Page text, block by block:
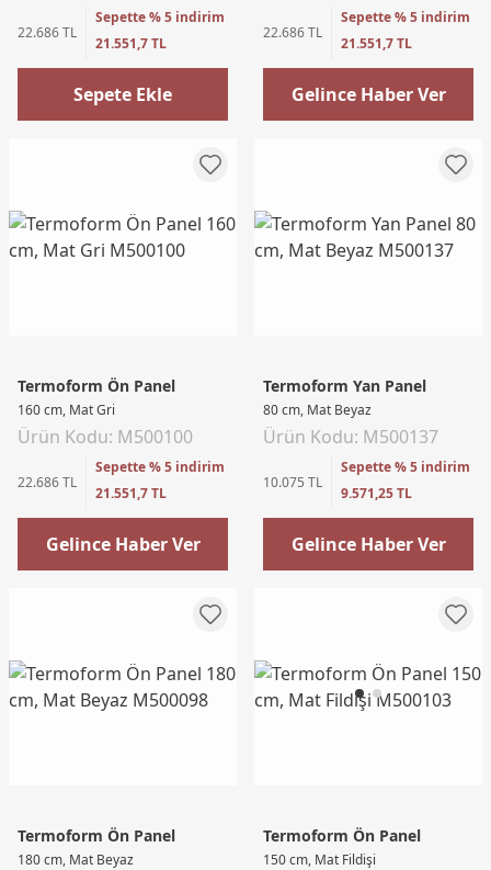
22.686 TL
Sepette % 5 indirim
21.551,7 TL
Sepete Ekle
22.686 TL
Sepette % 5 indirim
21.551,7 TL
Gelince Haber Ver
Termoform Ön Panel
160 cm, Mat Gri
Ürün Kodu: M500100
22.686 TL
Sepette % 5 indirim
21.551,7 TL
Gelince Haber Ver
Termoform Yan Panel
80 cm, Mat Beyaz
Ürün Kodu: M500137
10.075 TL
Sepette % 5 indirim
9.571,25 TL
Gelince Haber Ver
Termoform Ön Panel
180 cm, Mat Beyaz
Termoform Ön Panel
150 cm, Mat Fildişi